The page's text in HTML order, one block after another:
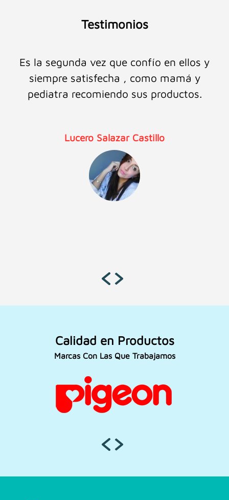
Testimonios
Es la segunda vez que confío en ellos y
siempre satisfecha , como mamá y
pediatra recomiendo sus productos.
Lucero Salazar Castillo
Calidad en Productos
Marcas Con Las Que Trabajamos